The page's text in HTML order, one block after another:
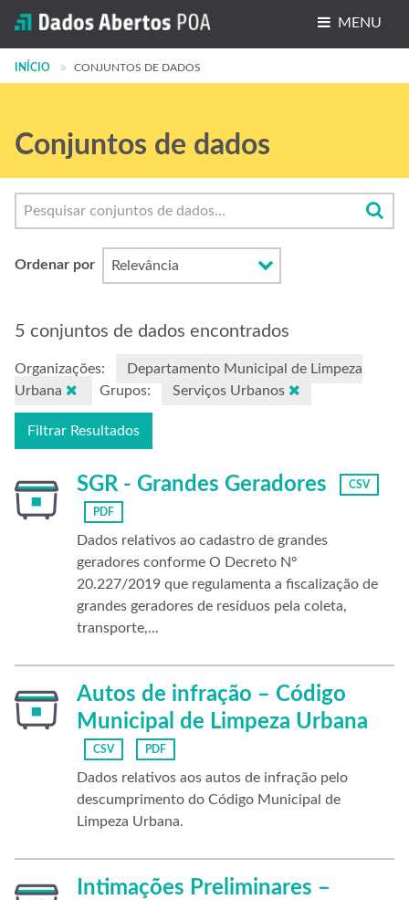
MENU
Conjuntos de dados
Grupos
Sobre
INÍCIO CONJUNTOS DE DADOS
Conjuntos de dados
Ordenar por
5 conjuntos de dados encontrados
Organizações:
Departamento Municipal de Limpeza
Urbana
Grupos: Serviços Urbanos
Filtrar Resultados
SGR - Grandes Geradores CSV
PDF
Dados relativos ao cadastro de grandes
geradores conforme O Decreto Nº
20.227/2019 que regulamenta a fiscalização de
grandes geradores de resíduos pela coleta,
transporte,...
Autos de infração – Código
Municipal de Limpeza Urbana
CSV PDF
Dados relativos aos autos de infração pelo
descumprimento do Código Municipal de
Limpeza Urbana.
Intimações Preliminares –